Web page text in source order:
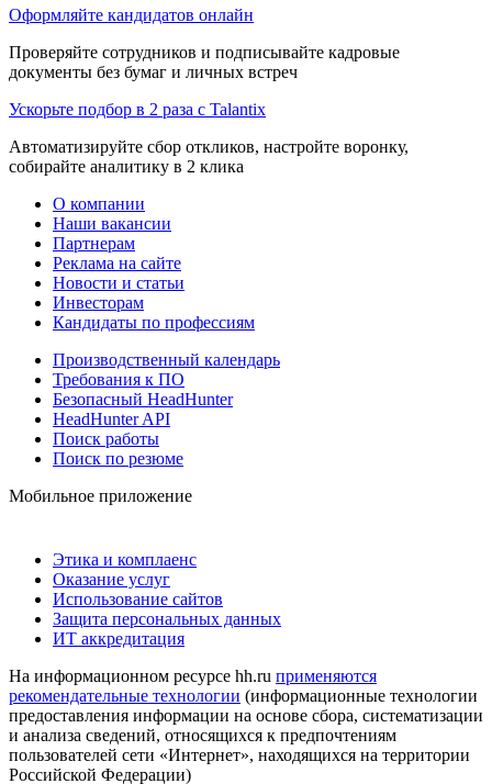
Оформляйте кандидатов онлайн
Проверяйте сотрудников и подписывайте кадровые
документы без бумаг и личных встреч
Ускорьте подбор в 2 раза с Talantix
Автоматизируйте сбор откликов, настройте воронку,
собирайте аналитику в 2 клика
О компании
Наши вакансии
Партнерам
Реклама на сайте
Новости и статьи
Инвесторам
Кандидаты по профессиям
Производственный календарь
Требования к ПО
Безопасный HeadHunter
HeadHunter API
Поиск работы
Поиск по резюме
Мобильное приложение
Этика и комплаенс
Оказание услуг
Использование сайтов
Защита персональных данных
ИТ аккредитация
На информационном ресурсе hh.ru применяются
рекомендательные технологии (информационные технологии
предоставления информации на основе сбора, систематизации
и анализа сведений, относящихся к предпочтениям
пользователей сети «Интернет», находящихся на территории
Российской Федерации)